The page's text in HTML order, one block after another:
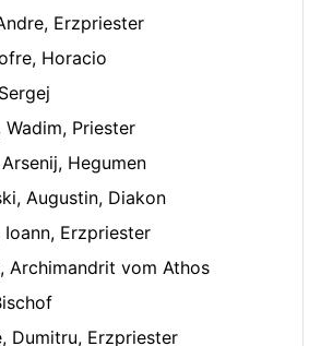
Erzpriester
Horacio
Wadim, Priester
Hegumen
Augustin, Diakon
Ioann, Erzpriester
Archimandrit vom Athos
Dumitru, Erzpriester